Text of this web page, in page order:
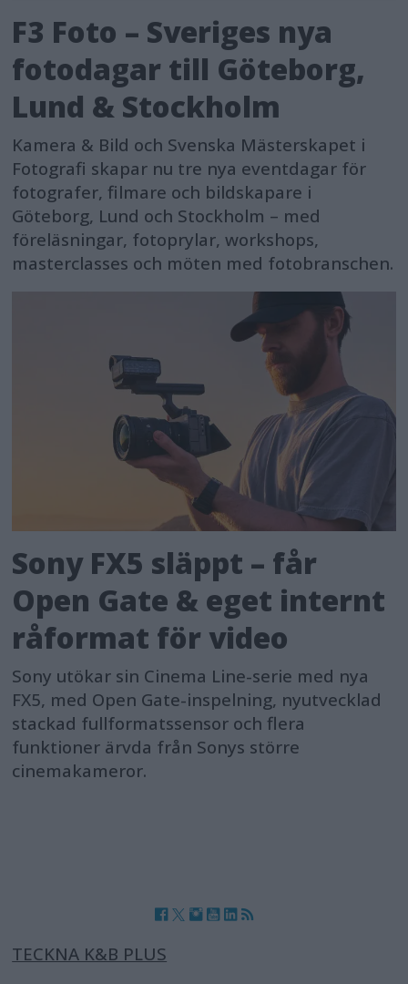
F3 Foto – Sveriges nya
fotodagar till Göteborg,
Lund & Stockholm
Kamera & Bild och Svenska Mästerskapet i
Fotografi skapar nu tre nya eventdagar för
fotografer, filmare och bildskapare i
Göteborg, Lund och Stockholm – med
föreläsningar, fotoprylar, workshops,
masterclasses och möten med fotobranschen.
Sony FX5 släppt – får
Open Gate & eget internt
råformat för video
Sony utökar sin Cinema Line-serie med nya
FX5, med Open Gate-inspelning, nyutvecklad
stackad fullformatssensor och flera
funktioner ärvda från Sonys större
cinemakameror.
TECKNA K&B PLUS